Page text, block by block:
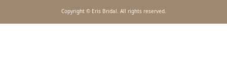
Copyright © Eris Bridal. All rights reserved.